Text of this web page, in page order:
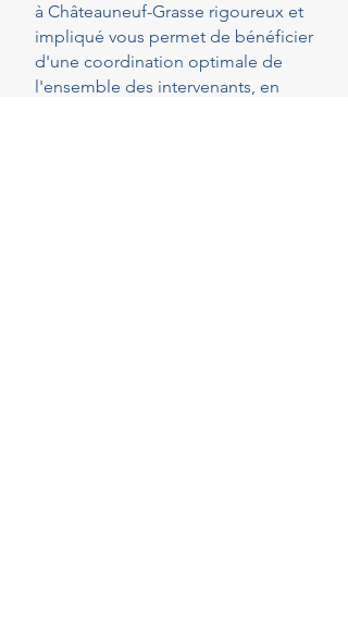
à Châteauneuf-Grasse rigoureux et
impliqué vous permet de bénéficier
d'une coordination optimale de
l'ensemble des intervenants, en